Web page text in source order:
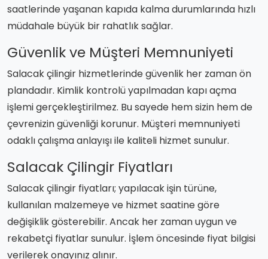
saatlerinde yaşanan kapıda kalma durumlarında hızlı
müdahale büyük bir rahatlık sağlar.
Güvenlik ve Müşteri Memnuniyeti
Salacak çilingir hizmetlerinde güvenlik her zaman ön
plandadır. Kimlik kontrolü yapılmadan kapı açma
işlemi gerçekleştirilmez. Bu sayede hem sizin hem de
çevrenizin güvenliği korunur. Müşteri memnuniyeti
odaklı çalışma anlayışı ile kaliteli hizmet sunulur.
Salacak Çilingir Fiyatları
Salacak çilingir fiyatları; yapılacak işin türüne,
kullanılan malzemeye ve hizmet saatine göre
değişiklik gösterebilir. Ancak her zaman uygun ve
rekabetçi fiyatlar sunulur. İşlem öncesinde fiyat bilgisi
verilerek onayınız alınır.